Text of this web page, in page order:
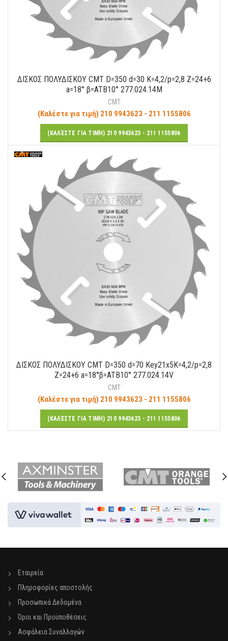
ΔΙΣΚΟΣ ΠΟΛΥΔΙΣΚΟΥ CMT D=350 d=30 K=4,2/p=2,8 Ζ=24+6
a=18° β=ATB10° 277.024.14M
CMT
(Καλέστε για τιμή) 210 9943623 - 211 1155806
(ΚΑΛΈΣΤΕ ΓΙΑ ΤΙΜΉ) 210 9943623 - 211 1155806
ΔΙΣΚΟΣ ΠΟΛΥΔΙΣΚΟΥ CMT D=350 d=70 Key21x5K=4,2/p=2,8
Ζ=24+6 a=18°β=ATB10° 277.024.14V
CMT
(Καλέστε για τιμή) 210 9943623 - 211 1155806
(ΚΑΛΈΣΤΕ ΓΙΑ ΤΙΜΉ) 210 9943623 - 211 1155806
Εταιρεία
Πληροφορίες αποστολής
Προσωπικά Δεδομένα
Όροι και Προϋποθέσεις
Ασφάλεια Συναλλαγών